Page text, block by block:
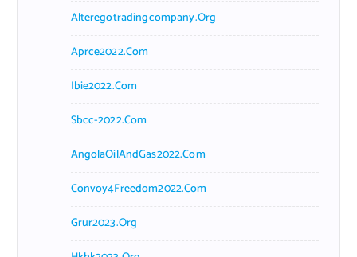
Alteregotradingcompany.org
Aprce2022.com
Ibie2022.com
Sbcc-2022.com
AngolaOilAndGas2022.com
Convoy4Freedom2022.com
Grur2023.org